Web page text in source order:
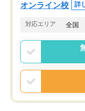
オンライン校 詳
対応エリア 全国